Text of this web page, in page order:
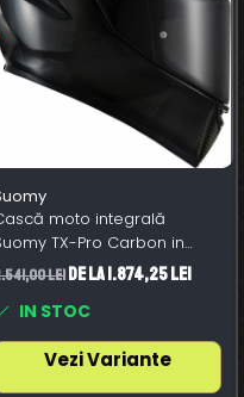
moto integrală
TX-Pro Carbon in
Leide la 1.874,25 Lei
IN STOC
Vezi Variante